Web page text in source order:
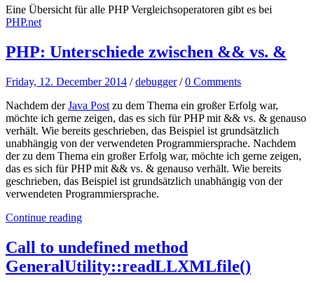
Eine Übersicht für alle PHP Vergleichsoperatoren gibt es bei
PHP.net
PHP: Unterschiede zwischen && vs. &
Friday, 12. December 2014 /debugger /0 Comments
Nachdem derJava Post zu dem Thema ein großer Erfolg war,
möchte ich gerne zeigen, das es sich für PHP mit && vs. & genauso
verhält. Wie bereits geschrieben, das Beispiel ist grundsätzlich
unabhängig von der verwendeten Programmiersprache. Nachdem
der zu dem Thema ein großer Erfolg war, möchte ich gerne zeigen,
das es sich für PHP mit && vs. & genauso verhält. Wie bereits
geschrieben, das Beispiel ist grundsätzlich unabhängig von der
verwendeten Programmiersprache.
Continue reading
Call to undefined method
GeneralUtility::readLLXMLfile()